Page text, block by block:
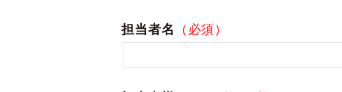
担当者名 （必須）